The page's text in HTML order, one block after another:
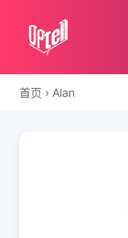
首页 › Alan